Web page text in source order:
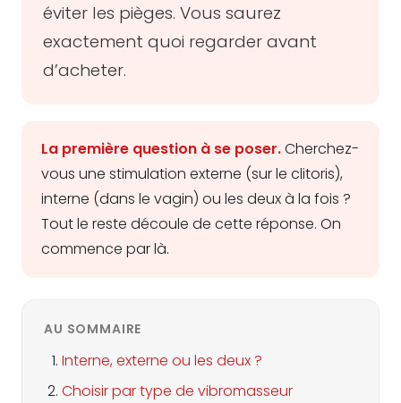
éviter les pièges. Vous saurez
exactement quoi regarder avant
d’acheter.
La première question à se poser.Cherchez-
vous une stimulation externe (sur le clitoris),
interne (dans le vagin) ou les deux à la fois ?
Tout le reste découle de cette réponse. On
commence par là.
AU SOMMAIRE
Interne, externe ou les deux ?
Choisir par type de vibromasseur